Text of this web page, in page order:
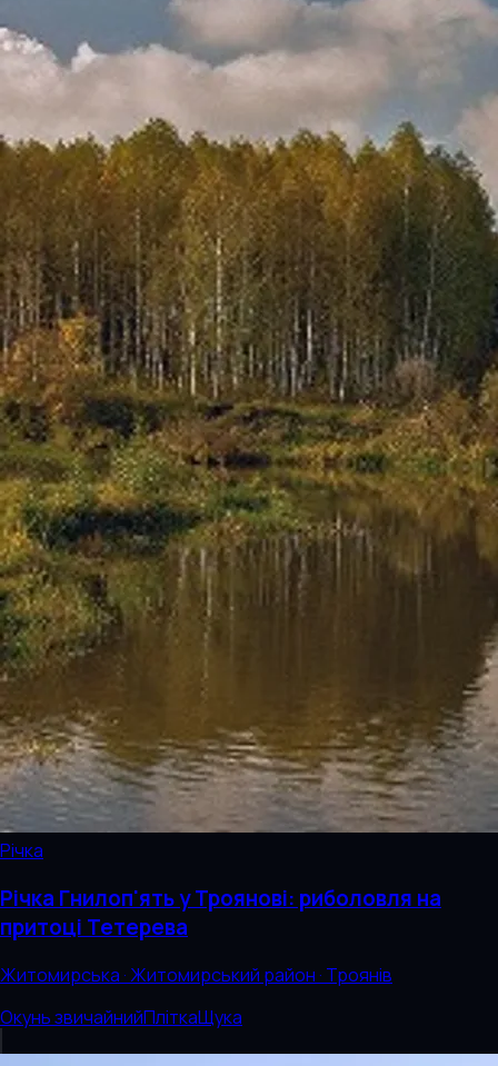
Річка
Річка Гнилоп'ять у Троянові: риболовля на
притоці Тетерева
Житомирська · Житомирський район · Троянів
Окунь звичайнийПліткаЩука